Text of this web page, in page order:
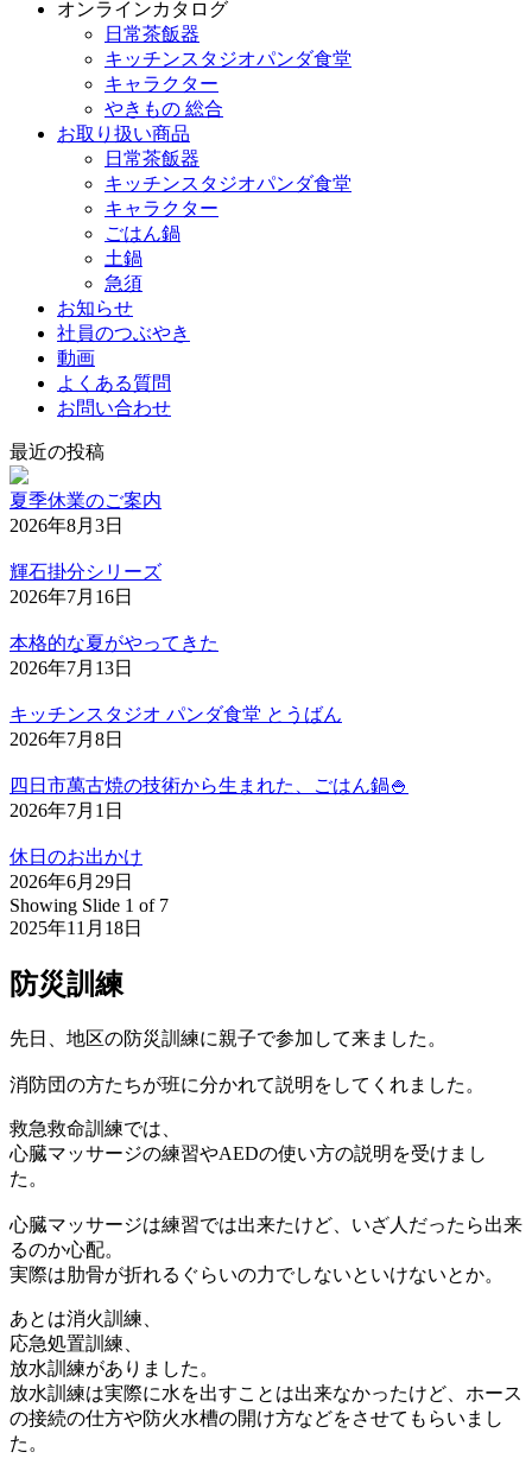
オンラインカタログ
日常茶飯器
キッチンスタジオパンダ食堂
キャラクター
やきもの 総合
お取り扱い商品
日常茶飯器
キッチンスタジオパンダ食堂
キャラクター
ごはん鍋
土鍋
急須
お知らせ
社員のつぶやき
動画
よくある質問
お問い合わせ
最近の投稿
夏季休業のご案内
2026年8月3日
輝石掛分シリーズ
2026年7月16日
本格的な夏がやってきた
2026年7月13日
キッチンスタジオ パンダ食堂 とうばん
2026年7月8日
四日市萬古焼の技術から生まれた、ごはん鍋🍚
2026年7月1日
休日のお出かけ
2026年6月29日
Showing Slide 1 of 7
2025年11月18日
防災訓練
先日、地区の防災訓練に親子で参加して来ました。
消防団の方たちが班に分かれて説明をしてくれました。
救急救命訓練では、
心臓マッサージの練習やAEDの使い方の説明を受けまし
た。
心臓マッサージは練習では出来たけど、いざ人だったら出来
るのか心配。
実際は肋骨が折れるぐらいの力でしないといけないとか。
あとは消火訓練、
応急処置訓練、
放水訓練がありました。
放水訓練は実際に水を出すことは出来なかったけど、ホース
の接続の仕方や防火水槽の開け方などをさせてもらいまし
た。